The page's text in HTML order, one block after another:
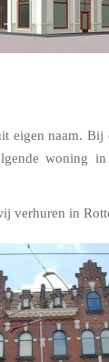
eigen naam. Bij
woning in
verhuren in